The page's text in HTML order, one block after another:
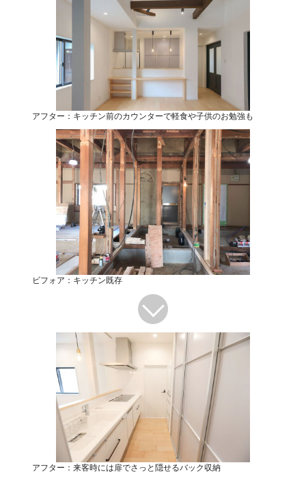
アフター：キッチン前のカウンターで軽食や子供のお勉強も
ビフォア：キッチン既存
アフター：来客時には扉でさっと隠せるバック収納